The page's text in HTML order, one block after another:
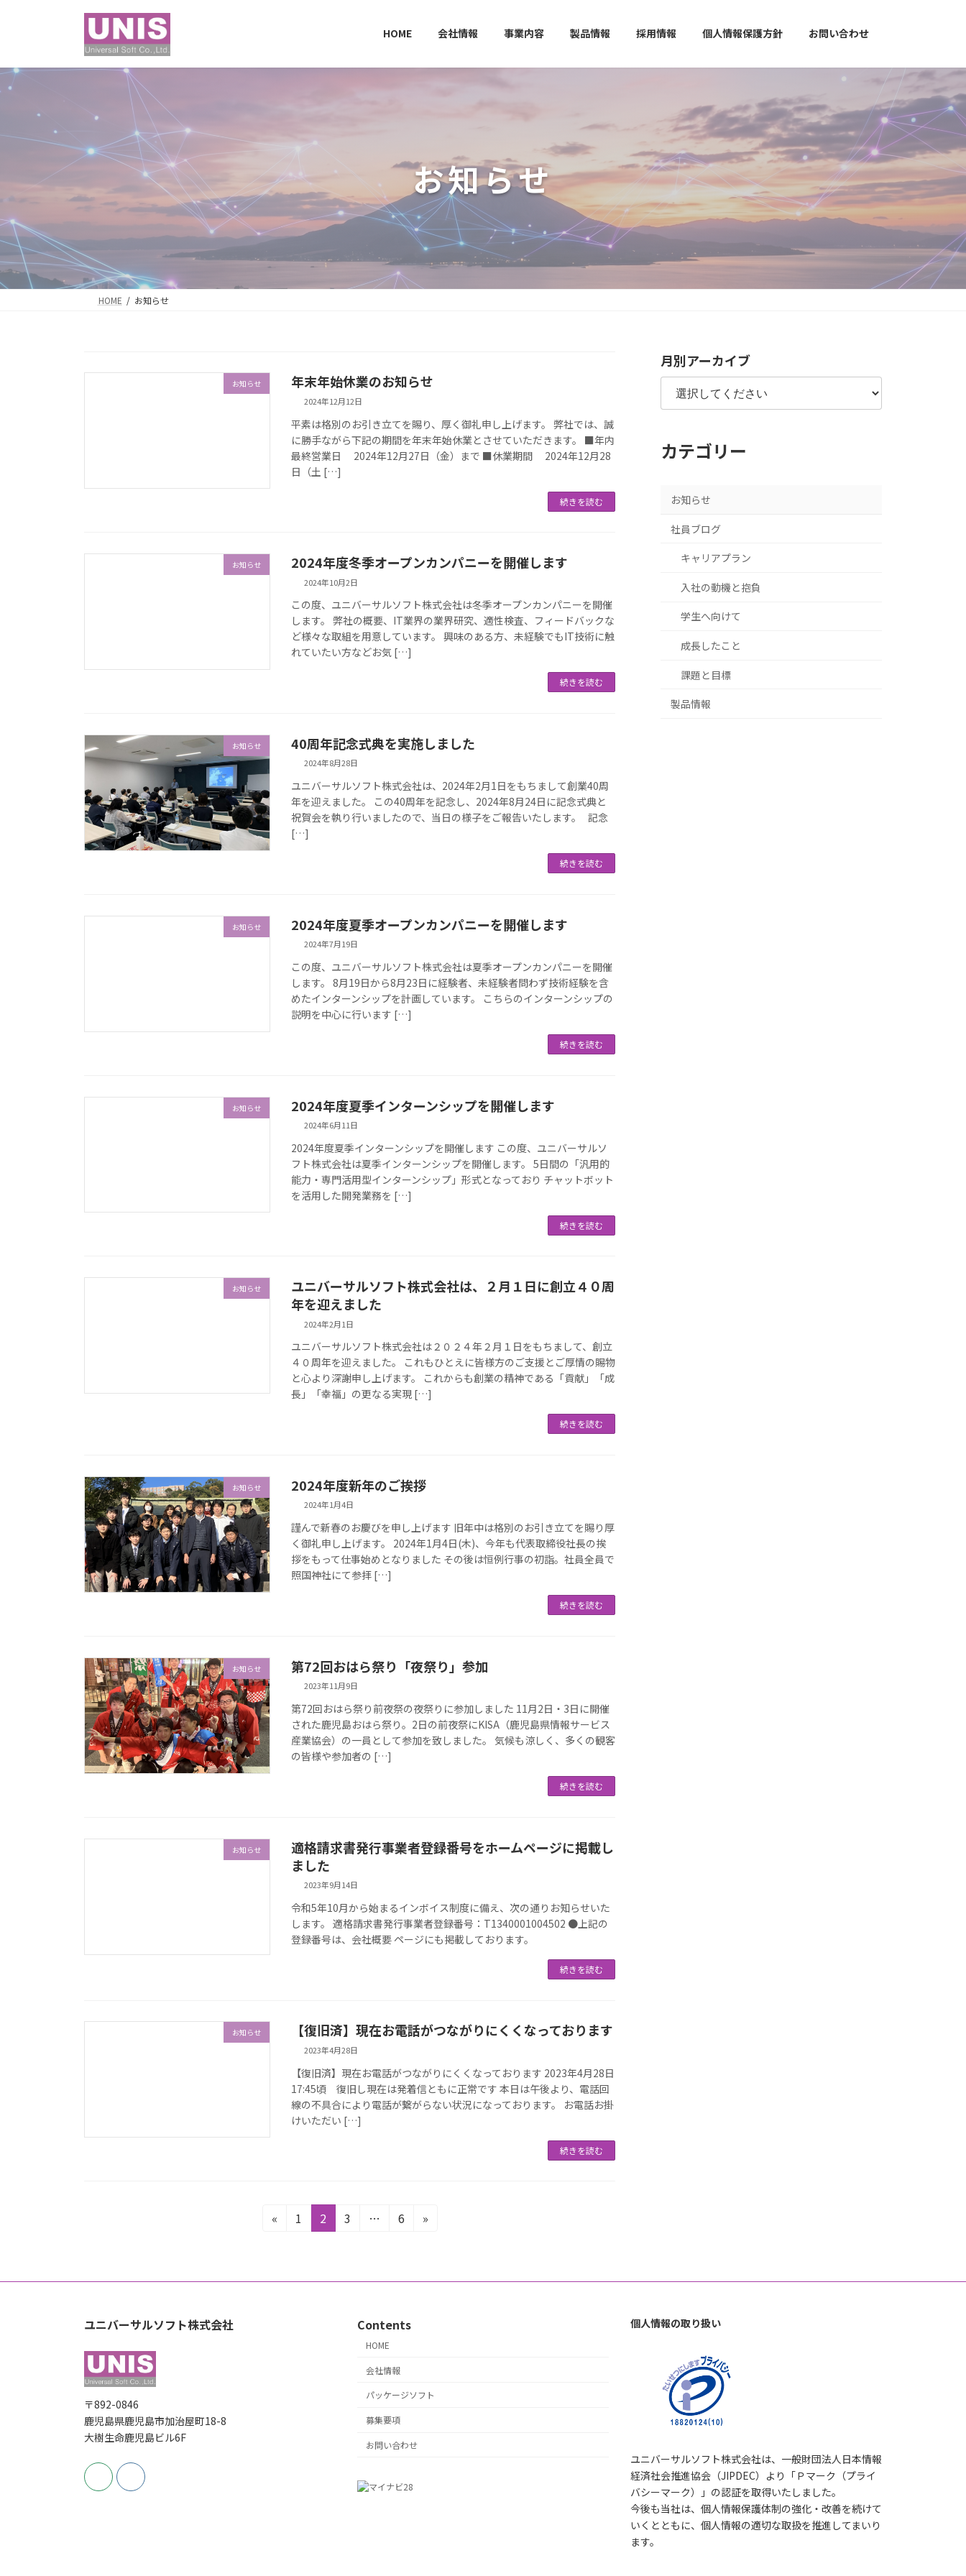
ツ
へ
シ
ョ
HOME 会社情報 事業内容 製品情報 採用情報 個人情報保護方針 お問い合わせ
お知らせ
HOME お知らせ
お知らせ 年末年始休業のお知らせ
2024年12月12日
平素は格別のお引き立てを賜り、厚く御礼申し上げます。 弊社では、誠
に勝手ながら下記の期間を年末年始休業とさせていただきます。 ■年内
最終営業日 2024年12月27日（金）まで ■休業期間 2024年12月28
日（土 […]
続きを読む
お知らせ 2024年度冬季オープンカンパニーを開催します
2024年10月2日
この度、ユニバーサルソフト株式会社は冬季オープンカンパニーを開催
します。 弊社の概要、IT業界の業界研究、適性検査、フィードバックな
ど様々な取組を用意しています。 興味のある方、未経験でもIT技術に触
れていたい方などお気 […]
続きを読む
お知らせ 40周年記念式典を実施しました
2024年8月28日
ユニバーサルソフト株式会社は、2024年2月1日をもちまして創業40周
年を迎えました。 この40周年を記念し、2024年8月24日に記念式典と
祝賀会を執り行いましたので、当日の様子をご報告いたします。 記念
[…]
続きを読む
お知らせ 2024年度夏季オープンカンパニーを開催します
2024年7月19日
この度、ユニバーサルソフト株式会社は夏季オープンカンパニーを開催
します。 8月19日から8月23日に経験者、未経験者問わず技術経験を含
めたインターンシップを計画しています。 こちらのインターンシップの
説明を中心に行います […]
続きを読む
お知らせ 2024年度夏季インターンシップを開催します
2024年6月11日
2024年度夏季インターンシップを開催します この度、ユニバーサルソ
フト株式会社は夏季インターンシップを開催します。 5日間の「汎用的
能力・専門活用型インターンシップ」形式となっており チャットボット
を活用した開発業務を […]
続きを読む
お知らせ
ユニバーサルソフト株式会社は、２月１日に創立４０周
年を迎えました
2024年2月1日
ユニバーサルソフト株式会社は２０２４年２月１日をもちまして、創立
４０周年を迎えました。 これもひとえに皆様方のご支援とご厚情の賜物
と心より深謝申し上げます。 これからも創業の精神である「貢献」「成
長」「幸福」の更なる実現 […]
続きを読む
お知らせ 2024年度新年のご挨拶
2024年1月4日
謹んで新春のお慶びを申し上げます 旧年中は格別のお引き立てを賜り厚
く御礼申し上げます。 2024年1月4日(木)、今年も代表取締役社長の挨
拶をもって仕事始めとなりました その後は恒例行事の初詣。社員全員で
照国神社にて参拝 […]
続きを読む
お知らせ 第72回おはら祭り「夜祭り」参加
2023年11月9日
第72回おはら祭り前夜祭の夜祭りに参加しました 11月2日・3日に開催
された鹿児島おはら祭り。2日の前夜祭にKISA（鹿児島県情報サービス
産業協会）の一員として参加を致しました。 気候も涼しく、多くの観客
の皆様や参加者の […]
続きを読む
お知らせ
適格請求書発行事業者登録番号をホームページに掲載し
ました
2023年9月14日
令和5年10月から始まるインボイス制度に備え、次の通りお知らせいた
します。 適格請求書発行事業者登録番号：T1340001004502 ●上記の
登録番号は、会社概要 ページにも掲載しております。
続きを読む
お知らせ 【復旧済】現在お電話がつながりにくくなっております
2023年4月28日
【復旧済】現在お電話がつながりにくくなっております 2023年4月28日
17:45頃 復旧し現在は発着信ともに正常です 本日は午後より、電話回
線の不具合により電話が繋がらない状況になっております。 お電話お掛
けいただい […]
続きを読む
の
ー
ジ
送
り
«
固
ジ
1
固
定
ジ
2
固
ジ
3 …
固
ジ
6 »
月別アーカイブ
カテゴリー
お知らせ
社員ブログ
キャリアプラン
入社の動機と抱負
学生へ向けて
成長したこと
課題と目標
製品情報
ユニバーサルソフト株式会社
〒892-0846
鹿児島県鹿児島市加治屋町18-8
大樹生命鹿児島ビル6F
Contents
HOME
会社情報
パッケージソフト
募集要項
お問い合わせ
個人情報の取り扱い
ユニバーサルソフト株式会社は、一般財団法人日本情報
経済社会推進協会（JIPDEC）より「Ｐマーク（プライ
バシーマーク）」の認証を取得いたしました。
今後も当社は、個人情報保護体制の強化・改善を続けて
いくとともに、個人情報の適切な取扱を推進してまいり
ます。